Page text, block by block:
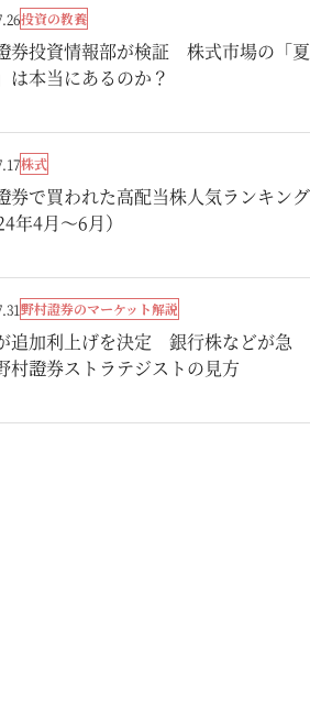
投資の教養
券投資情報部が検証 株式市場の「夏
は本当にあるのか？
株式
券で買われた高配当株人気ランキング
年4月～6月）
野村證券のマーケット解説
追加利上げを決定 銀行株などが急
證券ストラテジストの見方